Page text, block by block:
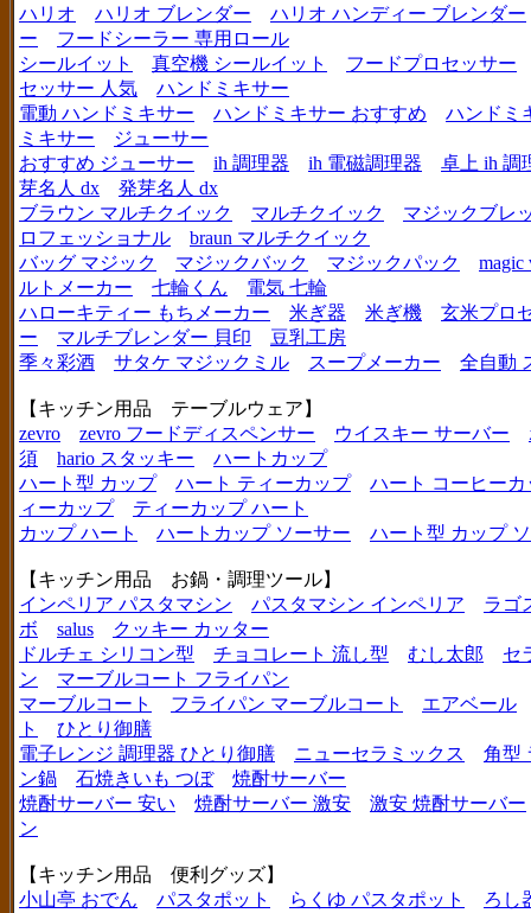
ハリオ
ハリオ ブレンダー
ハリオ ハンディー ブレンダー
ー
フードシーラー 専用ロール
シールイット
真空機 シールイット
フードプロセッサー
セッサー 人気
ハンドミキサー
電動 ハンドミキサー
ハンドミキサー おすすめ
ハンドミ
ミキサー
ジューサー
おすすめ ジューサー
ih 調理器 ih 電磁調理器
卓上 ih 調
芽名人 dx
発芽名人 dx
ブラウン マルチクイック
マルチクイック
マジックブレ
ロフェッショナル
braun マルチクイック
バッグ マジック
マジックバック マジックパック
magic
ルトメーカー
七輪くん
電気 七輪
ハローキティー もちメーカー
米ぎ器 米ぎ機
玄米プロ
ー
マルチブレンダー 貝印
豆乳工房
季々彩酒
サタケ マジックミル スープメーカー 全自動
【キッチン用品 テーブルウェア】
zevro
zevro フードディスペンサー ウイスキー サーバー
須
hario スタッキー
ハートカップ
ハート型 カップ
ハート ティーカップ
ハート コーヒーカ
ィーカップ
ティーカップ ハート
カップ ハート
ハートカップ ソーサー ハート型 カップ
【キッチン用品 お鍋・調理ツール】
インペリア パスタマシン
パスタマシン インペリア
ラゴ
ボ
salus
クッキー カッター
ドルチェ シリコン型
チョコレート 流し型 むし太郎
セ
ン
マーブルコート フライパン
マーブルコート
フライパン マーブルコート
エアベール
ト
ひとり御膳
電子レンジ 調理器 ひとり御膳
ニューセラミックス
角型
ン鍋
石焼きいも つぼ
焼酎サーバー
焼酎サーバー 安い
焼酎サーバー 激安
激安 焼酎サーバー
ン
【キッチン用品 便利グッズ】
小山亭 おでん
パスタポット らくゆ パスタポット
ろし